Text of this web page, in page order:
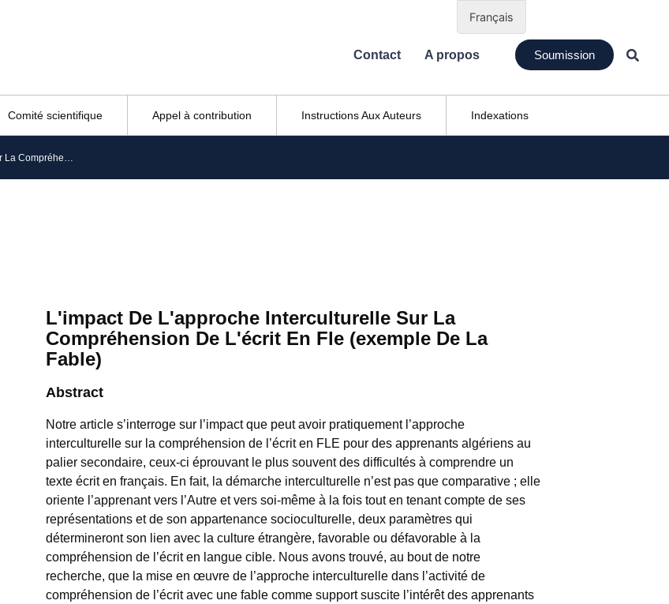
Contact A propos Soumission
Comité scientifique Appel à contribution Instructions Aux Auteurs Indexations
L’impact De L’approche Interculturelle Sur La Compréhension De L’écrit En Fle (exemple De La Fable)
L'impact De L'approche Interculturelle Sur La
Compréhension De L'écrit En Fle (exemple De La
Fable)
Abstract
Notre article s’interroge sur l’impact que peut avoir pratiquement l’approche
interculturelle sur la compréhension de l’écrit en FLE pour des apprenants algériens au
palier secondaire, ceux-ci éprouvant le plus souvent des difficultés à comprendre un
texte écrit en français. En fait, la démarche interculturelle n’est pas que comparative ; elle
oriente l’apprenant vers l’Autre et vers soi-même à la fois tout en tenant compte de ses
représentations et de son appartenance socioculturelle, deux paramètres qui
détermineront son lien avec la culture étrangère, favorable ou défavorable à la
compréhension de l’écrit en langue cible. Nous avons trouvé, au bout de notre
recherche, que la mise en œuvre de l’approche interculturelle dans l’activité de
compréhension de l’écrit avec une fable comme support suscite l’intérêt des apprenants
Français